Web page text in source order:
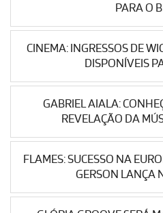
PARA O
CINEMA: INGRESSOS DE
DISPONÍVEIS
GABRIEL AIALA:
REVELAÇÃO DA
FLAMES: SUCESSO NA
GERSON LANÇA